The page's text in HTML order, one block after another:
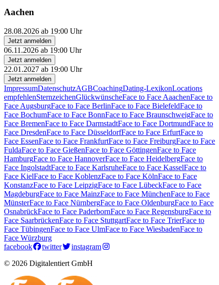
Aachen
28.08.2026 ab 19:00 Uhr
Jetzt anmelden
06.11.2026 ab 19:00 Uhr
Jetzt anmelden
22.01.2027 ab 19:00 Uhr
Jetzt anmelden
ImpressumDatenschutzAGBCoachingDating-LexikonLocations
empfehlenSternzeichenGlückwünscheFace to Face AaachenFace to
Face AugsburgFace to Face BerlinFace to Face BielefeldFace to
Face BochumFace to Face BonnFace to Face BraunschweigFace to
Face BremenFace to Face DarmstadtFace to Face DortmundFace to
Face DresdenFace to Face DüsseldorfFace to Face ErfurtFace to
Face EssenFace to Face FrankfurtFace to Face FreiburgFace to Face
FuldaFace to Face GießenFace to Face GöttingenFace to Face
HamburgFace to Face HannoverFace to Face HeidelbergFace to
Face IngolstadtFace to Face KarlsruheFace to Face KasselFace to
Face KielFace to Face KoblenzFace to Face KölnFace to Face
KonstanzFace to Face LeipzigFace to Face LübeckFace to Face
MagdeburgFace to Face MainzFace to Face MünchenFace to Face
MünsterFace to Face NürnbergFace to Face OldenburgFace to Face
OsnabrückFace to Face PaderbornFace to Face RegensburgFace to
Face SaarbrückenFace to Face StuttgartFace to Face TrierFace to
Face TübingenFace to Face UlmFace to Face WiesbadenFace to
Face Würzburg
facebook
twitter
instagram
© 2026 Digitalentiert GmbH